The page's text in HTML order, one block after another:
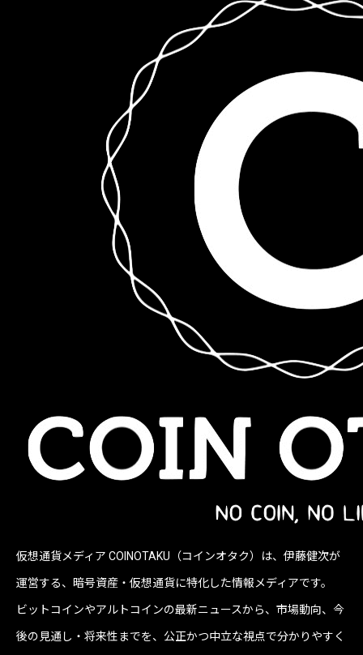
仮想通貨メディア COINOTAKU（コインオタク）は、伊藤健次が
運営する、暗号資産・仮想通貨に特化した情報メディアです。
ビットコインやアルトコインの最新ニュースから、市場動向、今
後の見通し・将来性までを、公正かつ中立な視点で分かりやすく